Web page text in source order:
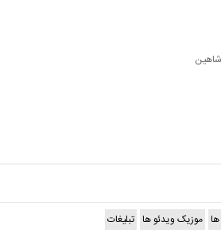
موزیک ویدئو ها تبلیغات